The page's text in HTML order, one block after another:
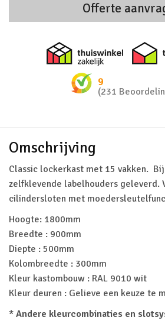
Offerte
9
(231
Omschrijving
Classic lockerkast met 15 vakken.
zelfklevende labelhouders geleverd.
cilindersloten met
Hoogte: 1800mm
Breedte : 900mm
Diepte : 500mm
Kolombreedte : 300mm
Kleur kastombouw : RAL 9010 wit
Kleur deuren : Gelieve een keuze te
* Andere kleurcombinaties en